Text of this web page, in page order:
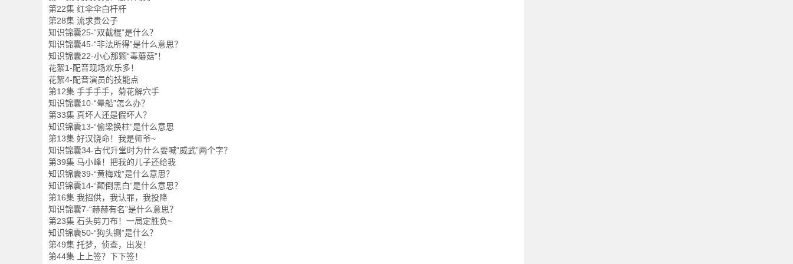
第22集 红伞伞白杆杆
第28集 流求贵公子
知识锦囊25-“双截棍”是什么？
知识锦囊45-“非法所得”是什么意思？
知识锦囊22-小心那颗“毒蘑菇”！
花絮1-配音现场欢乐多！
花絮4-配音演员的技能点
第12集 手手手手，菊花解穴手
知识锦囊10-“晕船”怎么办？
第33集 真坏人还是假坏人？
知识锦囊13-“偷梁换柱”是什么意思
第13集 好汉饶命！我是师爷~
知识锦囊34-古代升堂时为什么要喊“威武”两个字？
第39集 马小峰！把我的儿子还给我
知识锦囊39-“黄梅戏”是什么意思？
知识锦囊14-“颠倒黑白”是什么意思？
第16集 我招供，我认罪，我投降
知识锦囊7-“赫赫有名”是什么意思？
第23集 石头剪刀布！一局定胜负~
知识锦囊50-“狗头铡”是什么？
第49集 托梦，侦查，出发！
第44集 上上签？下下签！